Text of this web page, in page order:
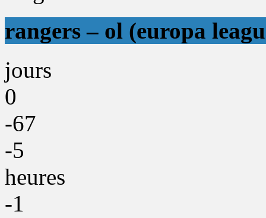
rangers – ol (europa
jours
0
-67
-5
heures
-1